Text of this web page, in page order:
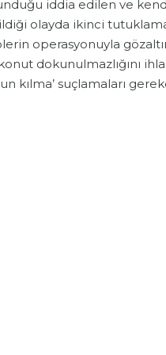
iddia edilen ve
olayda ikinci
operasyonuyla
dokunulmazlığını ihlal’,
kılma’ suçlamaları